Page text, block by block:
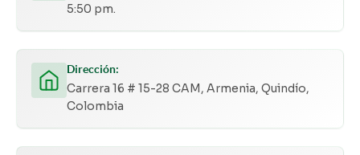
5:50 pm.
Dirección:
Carrera 16 # 15-28 CAM, Armenia, Quindío,
Colombia